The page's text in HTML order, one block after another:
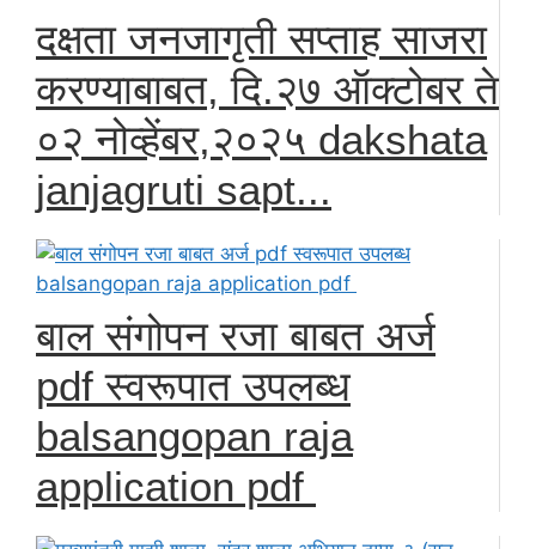
दक्षता जनजागृती सप्ताह साजरा
करण्याबाबत, दि.२७ ऑक्टोबर ते
०२ नोव्हेंबर,२०२५ dakshata
janjagruti sapt...
बाल संगोपन रजा बाबत अर्ज
pdf स्वरूपात उपलब्ध
balsangopan raja
application pdf